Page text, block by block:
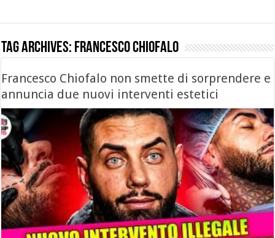
Tag Archives: francesco chiofalo
Francesco Chiofalo non smette di sorprendere e
annuncia due nuovi interventi estetici